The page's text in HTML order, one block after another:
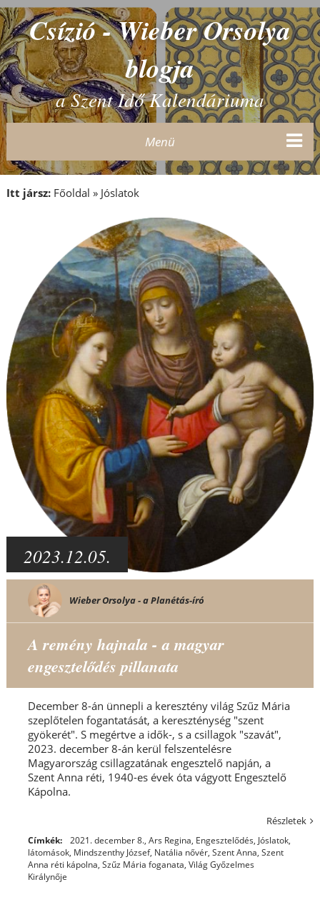
Csízió - Wieber Orsolya
blogja
a Szent Idő Kalendáriuma
Menü
Itt jársz: Főoldal » Jóslatok
2023.12.05.
Wieber Orsolya - a Planétás-író
A remény hajnala - a magyar
engesztelődés pillanata
December 8-án ünnepli a keresztény világ Szűz Mária
szeplőtelen fogantatását, a kereszténység "szent
gyökerét". S megértve a idők-, s a csillagok "szavát",
2023. december 8-án kerül felszentelésre
Magyarország csillagzatának engesztelő napján, a
Szent Anna réti, 1940-es évek óta vágyott Engesztelő
Kápolna.
Részletek
Címkék: 2021. december 8., Ars Regina, Engesztelődés, Jóslatok,
látomások, Mindszenthy József, Natália nővér, Szent Anna, Szent
Anna réti kápolna, Szűz Mária foganata, Világ Győzelmes
Királynője